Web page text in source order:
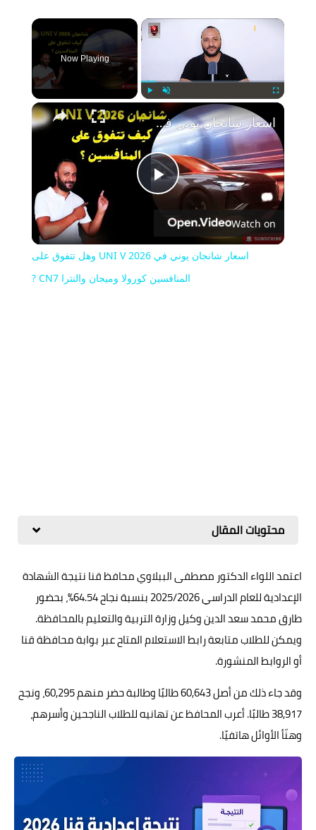
×
Unmute Fullscreen
Now Playing
Play
اسعار شانجان يوني في 2026 UNI V وهل تتفوق على المنافسين كورولا وميجان والنترا CN7 ?
Watch on
اسعار شانجان يوني في 2026 UNI V وهل تتفوق على
المنافسين كورولا وميجان والنترا CN7 ?
محتويات المقال
اعتمد اللواء الدكتور مصطفى الببلاوي محافظ قنا نتيجة الشهادة
الإعدادية للعام الدراسي 2025/2026 بنسبة نجاح 64.54%، بحضور
طارق محمد سعد الدين وكيل وزارة التربية والتعليم بالمحافظة.
ويمكن للطلاب متابعة رابط الاستعلام المتاح عبر بوابة محافظة قنا
أو الروابط المنشورة.
وقد جاء ذلك من أصل 60,643 طالبًا وطالبة حضر منهم 60,295، ونجح
38,917 طالبًا. أعرب المحافظ عن تهانيه للطلاب الناجحين وأسرهم،
وهنّأ الأوائل هاتفيًا.